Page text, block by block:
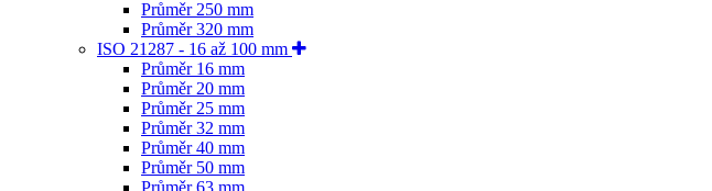
Průměr 250 mm
Průměr 320 mm
ISO 21287 - 16 až 100 mm
Průměr 16 mm
Průměr 20 mm
Průměr 25 mm
Průměr 32 mm
Průměr 40 mm
Průměr 50 mm
Průměr 63 mm